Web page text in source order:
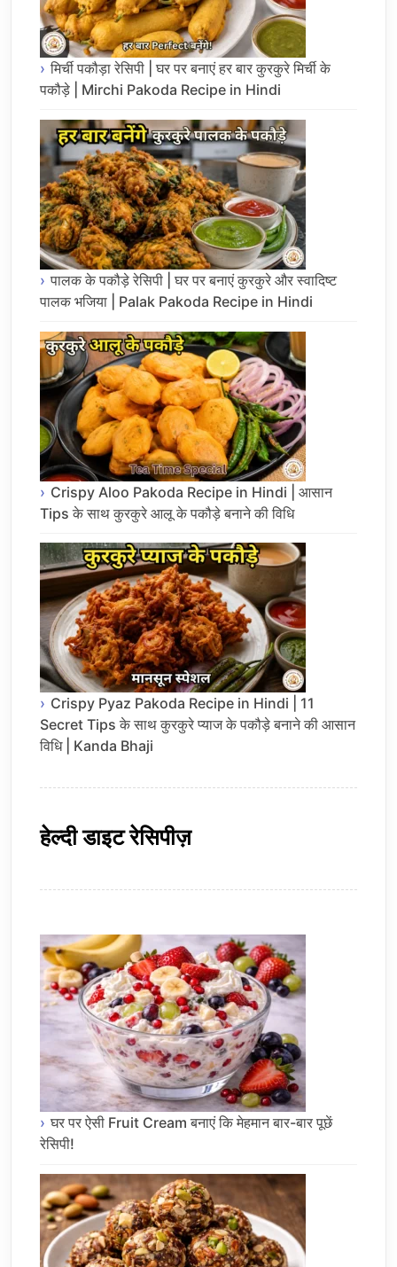
मिर्ची पकौड़ा रेसिपी | घर पर बनाएं हर बार कुरकुरे मिर्ची के
पकौड़े | Mirchi Pakoda Recipe in Hindi
पालक के पकौड़े रेसिपी | घर पर बनाएं कुरकुरे और स्वादिष्ट
पालक भजिया | Palak Pakoda Recipe in Hindi
Crispy Aloo Pakoda Recipe in Hindi | आसान
Tips के साथ कुरकुरे आलू के पकौड़े बनाने की विधि
Crispy Pyaz Pakoda Recipe in Hindi | 11
Secret Tips के साथ कुरकुरे प्याज के पकौड़े बनाने की आसान
विधि | Kanda Bhaji
हेल्दी डाइट रेसिपीज़
घर पर ऐसी Fruit Cream बनाएं कि मेहमान बार-बार पूछें
रेसिपी!